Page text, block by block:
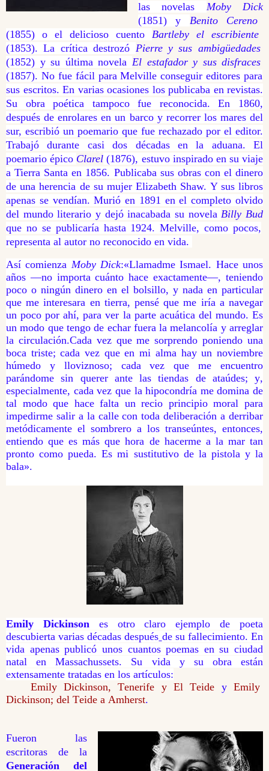
las novelas Moby Dick
(1851) y Benito Cereno
(1855) o el delicioso cuento Bartleby el escribiente
(1853). La crítica destrozó Pierre y sus ambigüedades
(1852) y su última novela El estafador y sus disfraces
(1857). No fue fácil para Melville conseguir editores para
sus escritos. En varias ocasiones los publicaba en revistas.
Su obra poética tampoco fue reconocida. En 1860,
después de enrolares en un barco y recorrer los mares del
sur, escribió un poemario que fue rechazado por el editor.
Trabajó durante casi dos décadas en la aduana. El
poemario épico Clarel (1876), estuvo inspirado en su viaje
a Tierra Santa en 1856. Publicaba sus obras con el dinero
de una herencia de su mujer Elizabeth Shaw. Y sus libros
apenas se vendían. Murió en 1891 en el completo olvido
del mundo literario y dejó inacabada su novelaBilly Bud
que no se publicaría hasta 1924. Melville, como pocos,
representa al autor no reconocido en vida.
Así comienza Moby Dick:«Llamadme Ismael. Hace unos
años —no importa cuánto hace exactamente—, teniendo
poco o ningún dinero en el bolsillo, y nada en particular
que me interesara en tierra, pensé que me iría a navegar
un poco por ahí, para ver la parte acuática del mundo. Es
un modo que tengo de echar fuera la melancolía y arreglar
la circulación.Cada vez que me sorprendo poniendo una
boca triste; cada vez que en mi alma hay un noviembre
húmedo y lloviznoso; cada vez que me encuentro
parándome sin querer ante las tiendas de ataúdes; y,
especialmente, cada vez que la hipocondría me domina de
tal modo que hace falta un recio principio moral para
impedirme salir a la calle con toda deliberación a derribar
metódicamente el sombrero a los transeúntes, entonces,
entiendo que es más que hora de hacerme a la mar tan
pronto como pueda. Es mi sustitutivo de la pistola y la
bala».
Emily Dickinson
es otro claro ejemplo de poeta
descubierta varias décadas después de su fallecimiento. En
vida apenas publicó unos cuantos poemas en su ciudad
natal en Massachussets. Su vida y su obra están
extensamente tratadas en los artículos:
Emily Dickinson, Tenerife y El Teide yEmily
Dickinson; del Teide a Amherst.
Fueron las
escritoras de la
Generación del